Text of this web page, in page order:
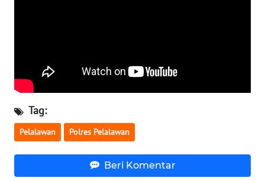
Tag:
Pelalawan Polres Pelalawan
Beri Komentar
WN
SUMBAR
WN
SUMSEL